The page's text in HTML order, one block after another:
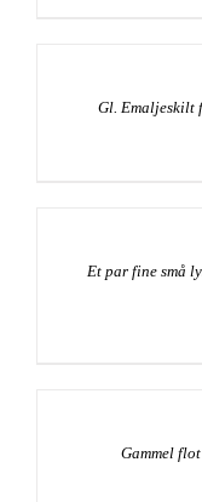
Gl. Emaljeskilt
Et par fine små
Gammel